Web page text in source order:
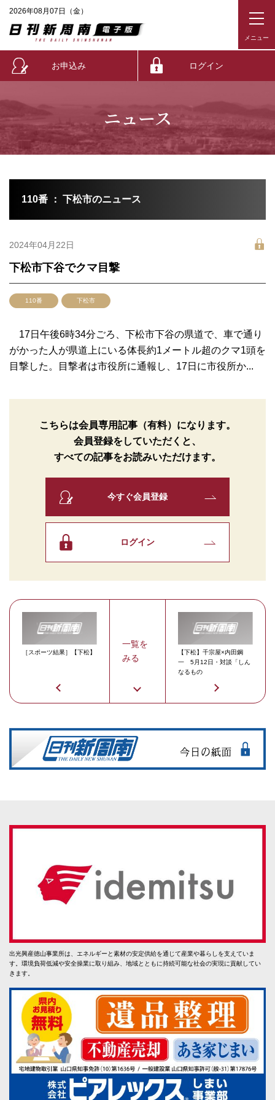
2026年08月07日（金）
お申込み ログイン
ニュース
110番 ： 下松市のニュース
2024年04月22日
下松市下谷でクマ目撃
110番 下松市
17日午後6時34分ごろ、下松市下谷の県道で、車で通り
がかった人が県道上にいる体長約1メートル超のクマ1頭を
目撃した。目撃者は市役所に通報し、17日に市役所か...
こちらは会員専用記事（有料）になります。
会員登録をしていただくと、
すべての記事をお読みいただけます。
今すぐ会員登録
ログイン
［スポーツ結果］【下松】
一覧を
みる
【下松】千宗屋×内田鋼
一 5月12日・対談「しん
なるもの
出光興産徳山事業所は、エネルギーと素材の安定供給を通じて産業や暮らしを支えていま
す。環境負荷低減や安全操業に取り組み、地域とともに持続可能な社会の実現に貢献してい
きます。